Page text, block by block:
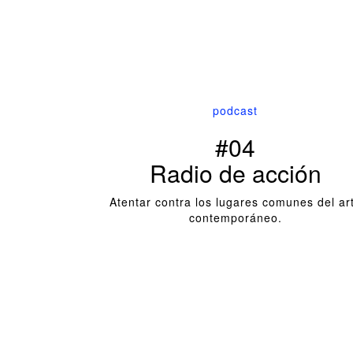
podcast
#04
Radio de acción
Atentar contra los lugares comunes del
contemporáneo.